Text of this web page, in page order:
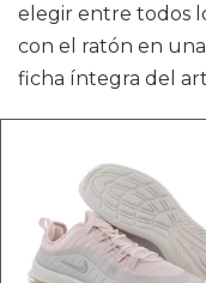
elegir entre todos
con el ratón en
ficha íntegra del